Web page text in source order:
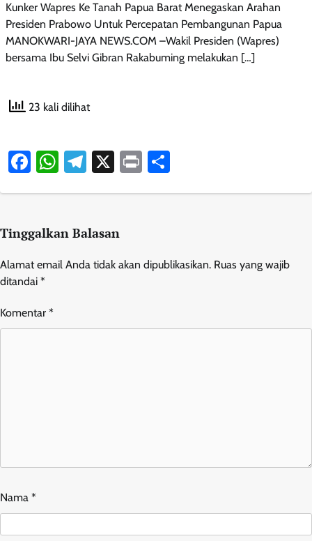
Kunker Wapres Ke Tanah Papua Barat Menegaskan Arahan
Presiden Prabowo Untuk Percepatan Pembangunan Papua
MANOKWARI-JAYA NEWS.COM –Wakil Presiden (Wapres)
bersama Ibu Selvi Gibran Rakabuming melakukan […]
23 kali dilihat
Facebook
WhatsApp
Telegram
X Print
Tinggalkan Balasan
Alamat email Anda tidak akan dipublikasikan. Ruas yang wajib
ditandai *
Komentar *
Nama *